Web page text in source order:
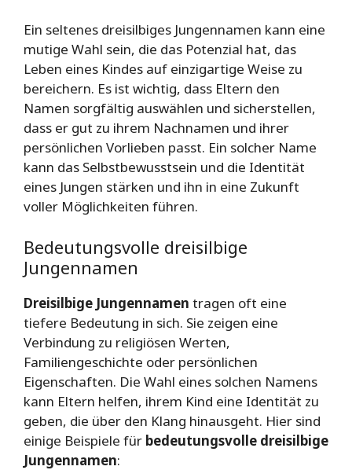
Ein seltenes dreisilbiges Jungennamen kann eine
mutige Wahl sein, die das Potenzial hat, das
Leben eines Kindes auf einzigartige Weise zu
bereichern. Es ist wichtig, dass Eltern den
Namen sorgfältig auswählen und sicherstellen,
dass er gut zu ihrem Nachnamen und ihrer
persönlichen Vorlieben passt. Ein solcher Name
kann das Selbstbewusstsein und die Identität
eines Jungen stärken und ihn in eine Zukunft
voller Möglichkeiten führen.
Bedeutungsvolle dreisilbige
Jungennamen
Dreisilbige Jungennamen tragen oft eine
tiefere Bedeutung in sich. Sie zeigen eine
Verbindung zu religiösen Werten,
Familiengeschichte oder persönlichen
Eigenschaften. Die Wahl eines solchen Namens
kann Eltern helfen, ihrem Kind eine Identität zu
geben, die über den Klang hinausgeht. Hier sind
einige Beispiele für bedeutungsvolle dreisilbige
Jungennamen: